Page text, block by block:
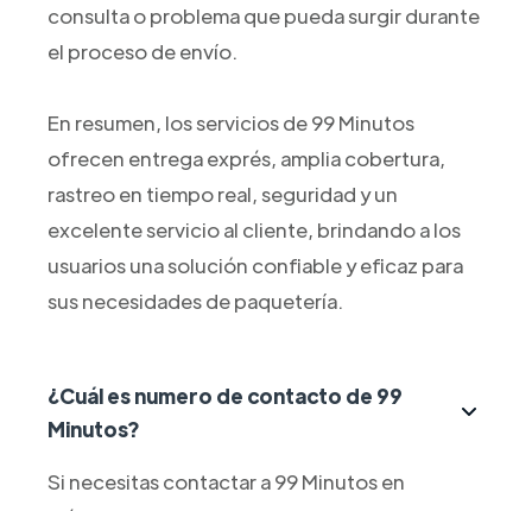
consulta o problema que pueda surgir durante
el proceso de envío.
En resumen, los servicios de 99 Minutos
ofrecen entrega exprés, amplia cobertura,
rastreo en tiempo real, seguridad y un
excelente servicio al cliente, brindando a los
usuarios una solución confiable y eficaz para
sus necesidades de paquetería.
¿Cuál es numero de contacto de 99
Minutos?
Si necesitas contactar a 99 Minutos en